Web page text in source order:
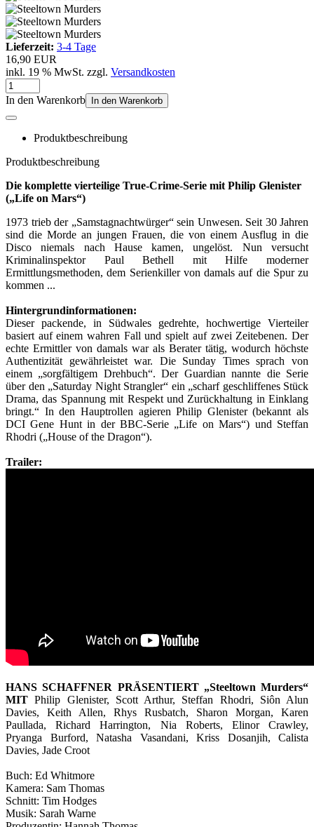
Lieferzeit: 3-4 Tage
16,90 EUR
inkl. 19 % MwSt. zzgl. Versandkosten
In den Warenkorb In den Warenkorb
Produktbeschreibung
Produktbeschreibung
Die komplette vierteilige True-Crime-Serie mit Philip Glenister
(„Life on Mars“)
1973 trieb der „Samstagnachtwürger“ sein Unwesen. Seit 30 Jahren
sind die Morde an jungen Frauen, die von einem Ausflug in die
Disco niemals nach Hause kamen, ungelöst. Nun versucht
Kriminalinspektor Paul Bethell mit Hilfe moderner
Ermittlungsmethoden, dem Serienkiller von damals auf die Spur zu
kommen ...
Hintergrundinformationen:
Dieser packende, in Südwales gedrehte, hochwertige Vierteiler
basiert auf einem wahren Fall und spielt auf zwei Zeitebenen. Der
echte Ermittler von damals war als Berater tätig, wodurch höchste
Authentizität gewährleistet war. Die Sunday Times sprach von
einem „sorgfältigem Drehbuch“. Der Guardian nannte die Serie
über den „Saturday Night Strangler“ ein „scharf geschliffenes Stück
Drama, das Spannung mit Respekt und Zurückhaltung in Einklang
bringt.“ In den Hauptrollen agieren Philip Glenister (bekannt als
DCI Gene Hunt in der BBC-Serie „Life on Mars“) und Steffan
Rhodri („House of the Dragon“).
Trailer:
HANS SCHAFFNER PRÄSENTIERT „Steeltown Murders“
MIT Philip Glenister, Scott Arthur, Steffan Rhodri, Siôn Alun
Davies, Keith Allen, Rhys Rusbatch, Sharon Morgan, Karen
Paullada, Richard Harrington, Nia Roberts, Elinor Crawley,
Pryanga Burford, Natasha Vasandani, Kriss Dosanjih, Calista
Davies, Jade Croot
Buch: Ed Whitmore
Kamera: Sam Thomas
Schnitt: Tim Hodges
Musik: Sarah Warne